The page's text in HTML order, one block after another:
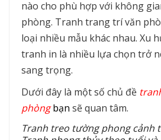
nào cho phù hợp với không
phòng. Tranh trang trí văn
loại nhiều mẫu khác nhau. Xu
tranh in là nhiều lựa chọn trở
sang trọng.
Dưới đây là một số chủ đề
phòng bạn sẽ quan tâm.
Tranh treo tường phong cảnh